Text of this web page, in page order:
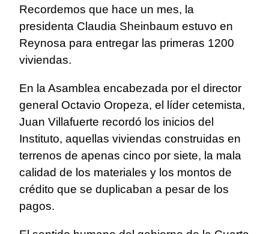
Recordemos que hace un mes, la
presidenta Claudia Sheinbaum estuvo en
Reynosa para entregar las primeras 1200
viviendas.
En la Asamblea encabezada por el director
general Octavio Oropeza, el líder cetemista,
Juan Villafuerte recordó los inicios del
Instituto, aquellas viviendas construidas en
terrenos de apenas cinco por siete, la mala
calidad de los materiales y los montos de
crédito que se duplicaban a pesar de los
pagos.